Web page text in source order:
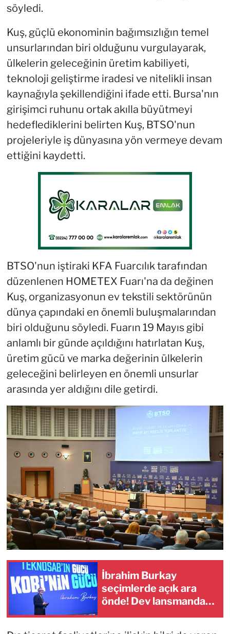
söyledi.
Kuş, güçlü ekonominin bağımsızlığın temel
unsurlarından biri olduğunu vurgulayarak,
ülkelerin geleceğinin üretim kabiliyeti,
teknoloji geliştirme iradesi ve nitelikli insan
kaynağıyla şekillendiğini ifade etti. Bursa'nın
girişimci ruhunu ortak akılla büyütmeyi
hedeflediklerini belirten Kuş, BTSO'nun
projeleriyle iş dünyasına yön vermeye devam
ettiğini kaydetti.
BTSO'nun iştiraki KFA Fuarcılık tarafından
düzenlenen HOMETEX Fuarı'na da değinen
Kuş, organizasyonun ev tekstili sektörünün
dünya çapındaki en önemli buluşmalarından
biri olduğunu söyledi. Fuarın 19 Mayıs gibi
anlamlı bir günde açıldığını hatırlatan Kuş,
üretim gücü ve marka değerinin ülkelerin
geleceğini belirleyen en önemli unsurlar
arasında yer aldığını dile getirdi.
İbrahim Burkay
seçimlerde açık ara
önde! Dev lansmanda